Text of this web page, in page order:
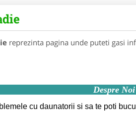
reprezinta pagina unde puteti gasi
Despre Noi
cu daunatorii si sa te poti